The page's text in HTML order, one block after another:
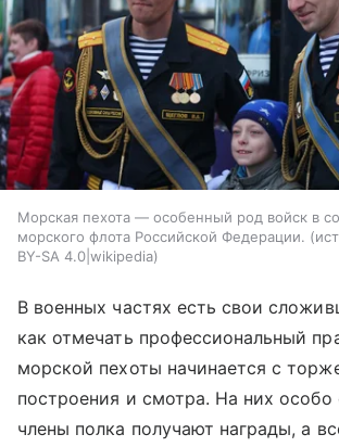
Морская пехота — особенный род войск в
морского флота Российской Федерации.
BY-SA 4.0|wikipedia
В военных частях есть свои
как отмечать профессиональный
морской пехоты начинается с
построения и смотра. На них особо
члены полка получают награды, а